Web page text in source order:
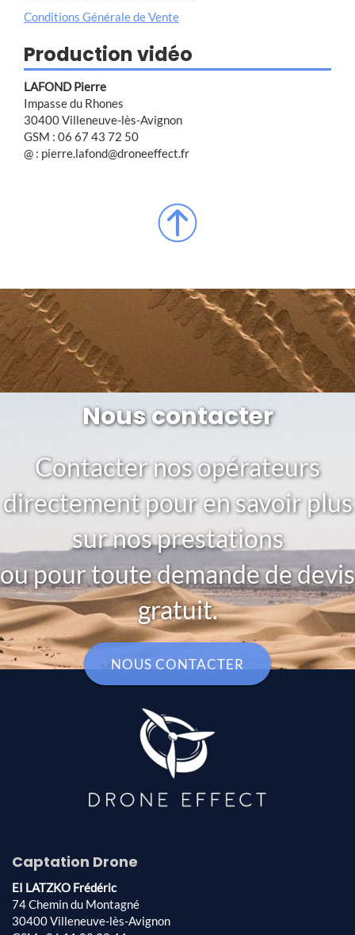
Conditions Générale de Vente
Production vidéo
LAFOND Pierre
Impasse du Rhones
30400 Villeneuve-lès-Avignon
GSM : 06 67 43 72 50
@ : pierre.lafond@droneeffect.fr
Nous contacter
Contacter nos opérateurs
directement pour en savoir plus
sur nos prestations
ou pour toute demande de devis
gratuit.
NOUS CONTACTER
Captation Drone
EI LATZKO Frédéric
74 Chemin du Montagné
30400 Villeneuve-lès-Avignon